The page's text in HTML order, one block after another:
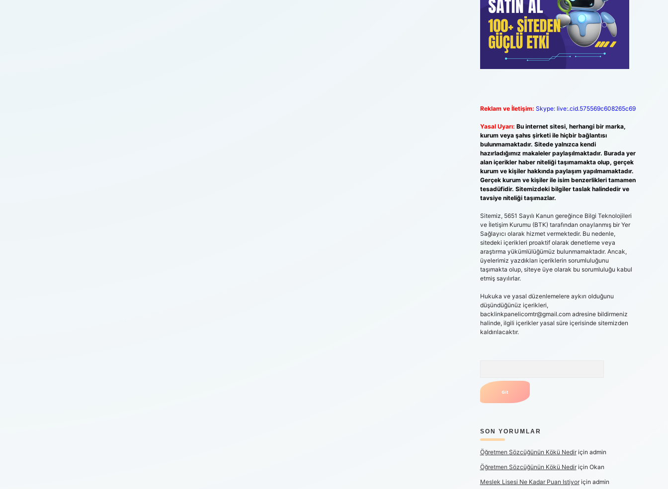
Reklam ve İletişim: Skype: live:.cid.575569c608265c69
Yasal Uyarı: Bu internet sitesi, herhangi bir marka,
kurum veya şahıs şirketi ile hiçbir bağlantısı
bulunmamaktadır. Sitede yalnızca kendi
hazırladığımız makaleler paylaşılmaktadır. Burada yer
alan içerikler haber niteliği taşımamakta olup, gerçek
kurum ve kişiler hakkında paylaşım yapılmamaktadır.
Gerçek kurum ve kişiler ile isim benzerlikleri tamamen
tesadüfidir. Sitemizdeki bilgiler taslak halindedir ve
tavsiye niteliği taşımazlar.
Sitemiz, 5651 Sayılı Kanun gereğince Bilgi Teknolojileri
ve İletişim Kurumu (BTK) tarafından onaylanmış bir Yer
Sağlayıcı olarak hizmet vermektedir. Bu nedenle,
sitedeki içerikleri proaktif olarak denetleme veya
araştırma yükümlülüğümüz bulunmamaktadır. Ancak,
üyelerimiz yazdıkları içeriklerin sorumluluğunu
taşımakta olup, siteye üye olarak bu sorumluluğu kabul
etmiş sayılırlar.
Hukuka ve yasal düzenlemelere aykırı olduğunu
düşündüğünüz içerikleri,
backlinkpanelicomtr@gmail.comadresine bildirmeniz
halinde, ilgili içerikler yasal süre içerisinde sitemizden
kaldırılacaktır.
SON YORUMLAR
Öğretmen Sözcüğünün Kökü Nediriçin admin
Öğretmen Sözcüğünün Kökü Nediriçin Okan
Meslek Lisesi Ne Kadar Puan Istiyoriçin admin